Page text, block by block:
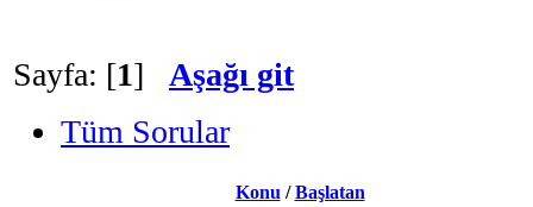
Sayfa: [1] Aşağı git
Tüm Sorular
Konu /Başlatan